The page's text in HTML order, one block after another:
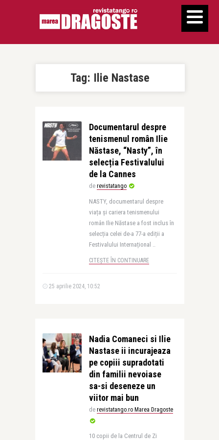
Tag: Ilie Nastase
Documentarul despre
tenismenul român Ilie
Năstase, “Nasty”, în
selecția Festivalului
de la Cannes
de revistatango
NASTY, documentarul despre
viața și cariera tenismenului
român Ilie Năstase a fost inclus în
selecția celei de-a 77-a ediții a
Festivalului Internațional ..
CITEȘTE ÎN CONTINUARE
25 aprilie 2024, 10:52
Nadia Comaneci si Ilie
Nastase ii incurajeaza
pe copiii supradotati
din familii nevoiase
sa-si deseneze un
viitor mai bun
de revistatango.ro Marea Dragoste
10 copii de la Centrul de Zi